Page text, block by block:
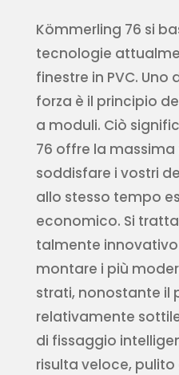
Kömmerling 76 si
tecnologie
finestre in PVC.
forza è il principio
a moduli. Ciò
76 offre la
soddisfare i vostri
allo stesso tempo
economico. Si
talmente
montare i più
strati, nonostante il
relativamente
di fissaggio
risulta veloce,